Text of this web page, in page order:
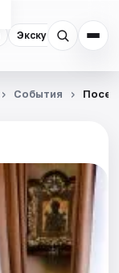
Экскурсии
События